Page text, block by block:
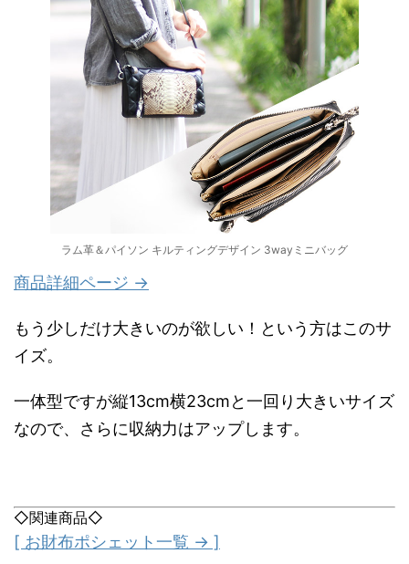
ラム革＆パイソン キルティングデザイン 3wayミニバッグ
商品詳細ページ →
もう少しだけ大きいのが欲しい！という方はこのサ
イズ。
一体型ですが縦13cm横23cmと一回り大きいサイズ
なので、さらに収納力はアップします。
◇関連商品◇
[ お財布ポシェット一覧 → ]